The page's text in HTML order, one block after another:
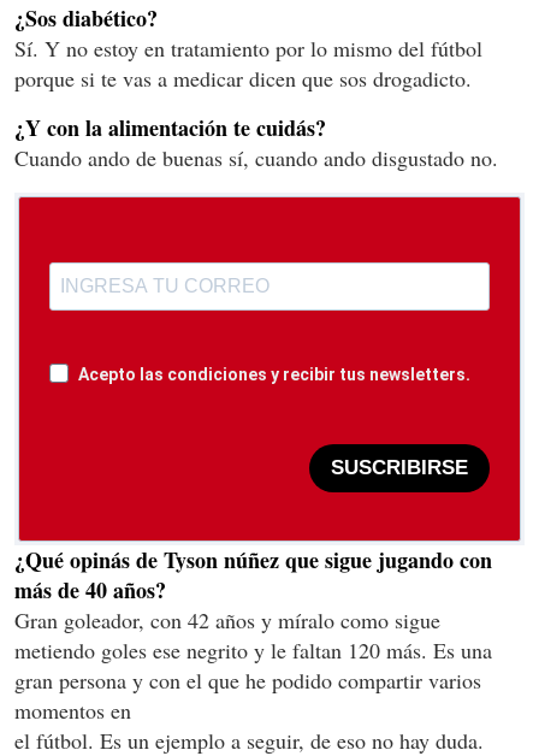
¿Sos diabético?
Sí. Y no estoy en tratamiento por lo mismo del fútbol
porque si te vas a medicar dicen que sos drogadicto.
¿Y con la alimentación te cuidás?
Cuando ando de buenas sí, cuando ando disgustado no.
Acepto las condiciones y recibir tus newsletters.
SUSCRIBIRSE
¿Qué opinás de Tyson núñez que sigue jugando con
más de 40 años?
Gran goleador, con 42 años y míralo como sigue
metiendo goles ese negrito y le faltan 120 más. Es una
gran persona y con el que he podido compartir varios
momentos en
el fútbol. Es un ejemplo a seguir, de eso no hay duda.